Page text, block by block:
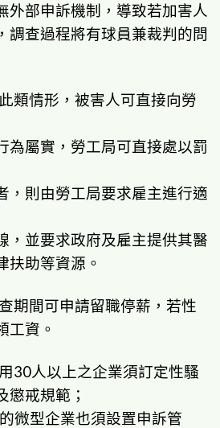
外部申訴機制，導致若加害人
調查過程將有球員兼裁判的問
類情形，被害人可直接向勞
為屬實，勞工局可直接處以罰
，則由勞工局要求雇主進行適
，並要求政府及雇主提供其醫
扶助等資源。
期間可申請留職停薪，若性
工資。
30人以上之企業須訂定性騷
懲戒規範；
微型企業也須設置申訴管